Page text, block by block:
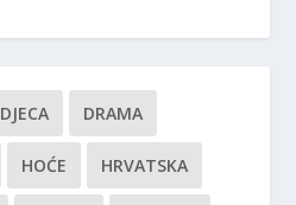
DJECA DRAMA
HOĆE HRVATSKA